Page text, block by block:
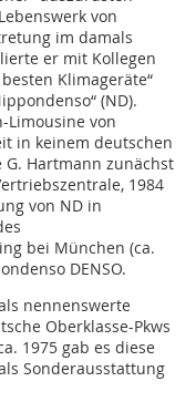
von
im damals
er mit Kollegen
Klimageräte“
(ND).
Limousine von
in keinem deutschen
G. Hartmann zunächst
1984
von ND in
bei München (ca.
DENSO.
nennenswerte
Oberklasse-Pkws
1975 gab es diese
Sonderausstattung